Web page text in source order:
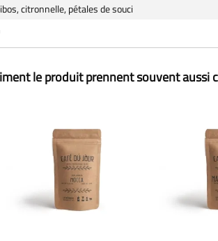
citronnelle, pétales de souci
le produit prennent souvent aussi